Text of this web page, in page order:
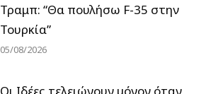
Τραμπ: “Θα πουλήσω F-35 στην
Τουρκία”
05/08/2026